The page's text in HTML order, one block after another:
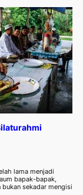
lama menjadi
bapak-bapak,
sekadar mengisi